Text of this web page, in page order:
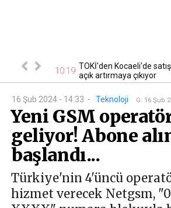
Başvurular 10:19 TOKİ'den Kocaeli'de
açık artırmaya çıkıyor
16 Şub 2024 - 14:33 - Teknoloji G: 16 Şub
Yeni GSM
geliyor! Abone
başlandı...
Türkiye'nin 4'üncü
hizmet verecek Netgsm,